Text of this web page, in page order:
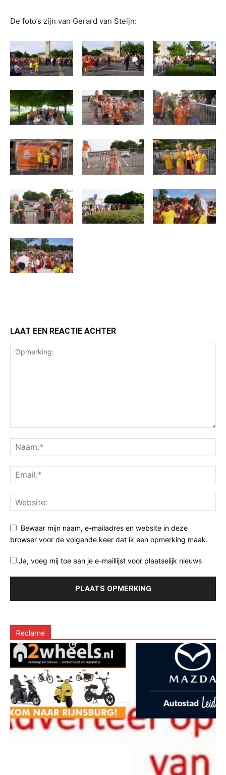
De foto’s zijn van Gerard van Steijn:
LAAT EEN REACTIE ACHTER
Bewaar mijn naam, e-mailadres en website in deze
browser voor de volgende keer dat ik een opmerking maak.
Ja, voeg mij toe aan je e-maillijst voor plaatselijk nieuws
Reclame